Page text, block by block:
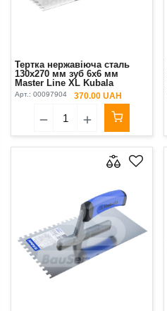
Тертка нержавіюча сталь
130х270 мм зуб 6х6 мм
Master Line XL Kubala
Арт.: 00097904 370.00 UAH